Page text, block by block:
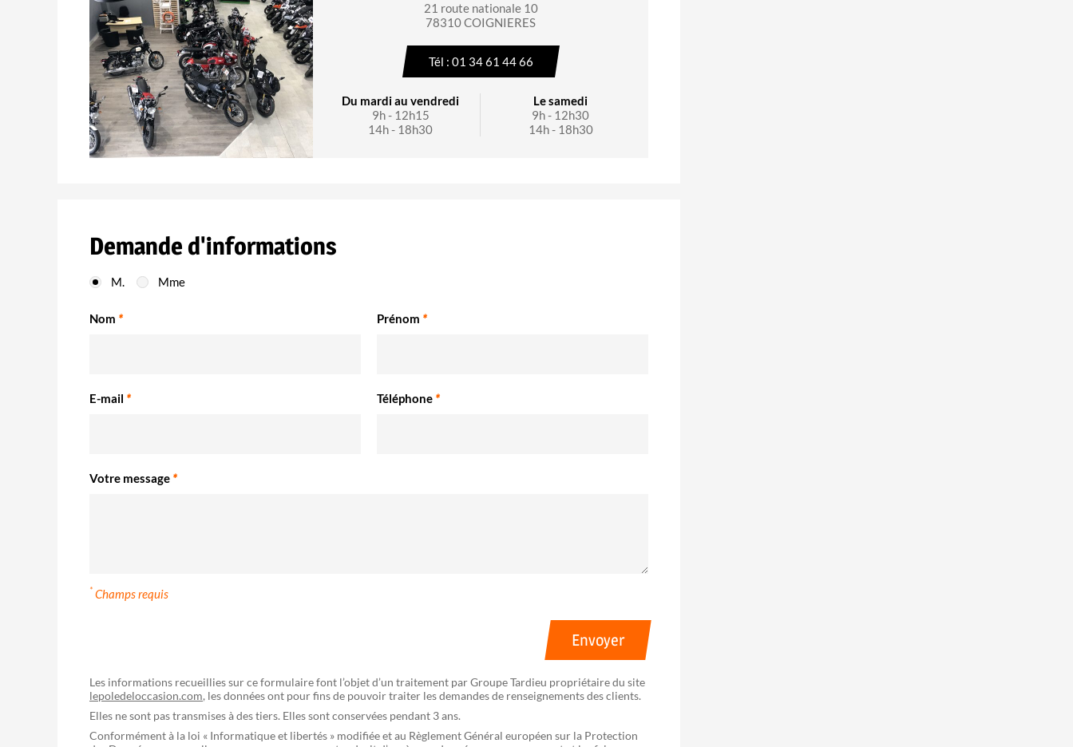
21 route nationale 10
78310 COIGNIERES
Tél : 01 34 61 44 66
Du mardi au vendredi
9h - 12h15
14h - 18h30
Le samedi
9h - 12h30
14h - 18h30
Demande d'informations
M. Mme
Nom * Prénom *
E-mail * Téléphone *
Votre message *
* Champs requis
Envoyer
Les informations recueillies sur ce formulaire font l’objet d’un traitement par Groupe Tardieu propriétaire du site
lepoledeloccasion.com, les données ont pour fins de pouvoir traiter les demandes de renseignements des clients.
Elles ne sont pas transmises à des tiers. Elles sont conservées pendant 3 ans.
Conformément à la loi « Informatique et libertés » modifiée et au Règlement Général européen sur la Protection